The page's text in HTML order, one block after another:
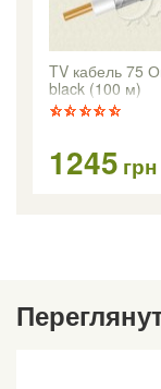
TV кабель 75
black (100 м)
1245 грн